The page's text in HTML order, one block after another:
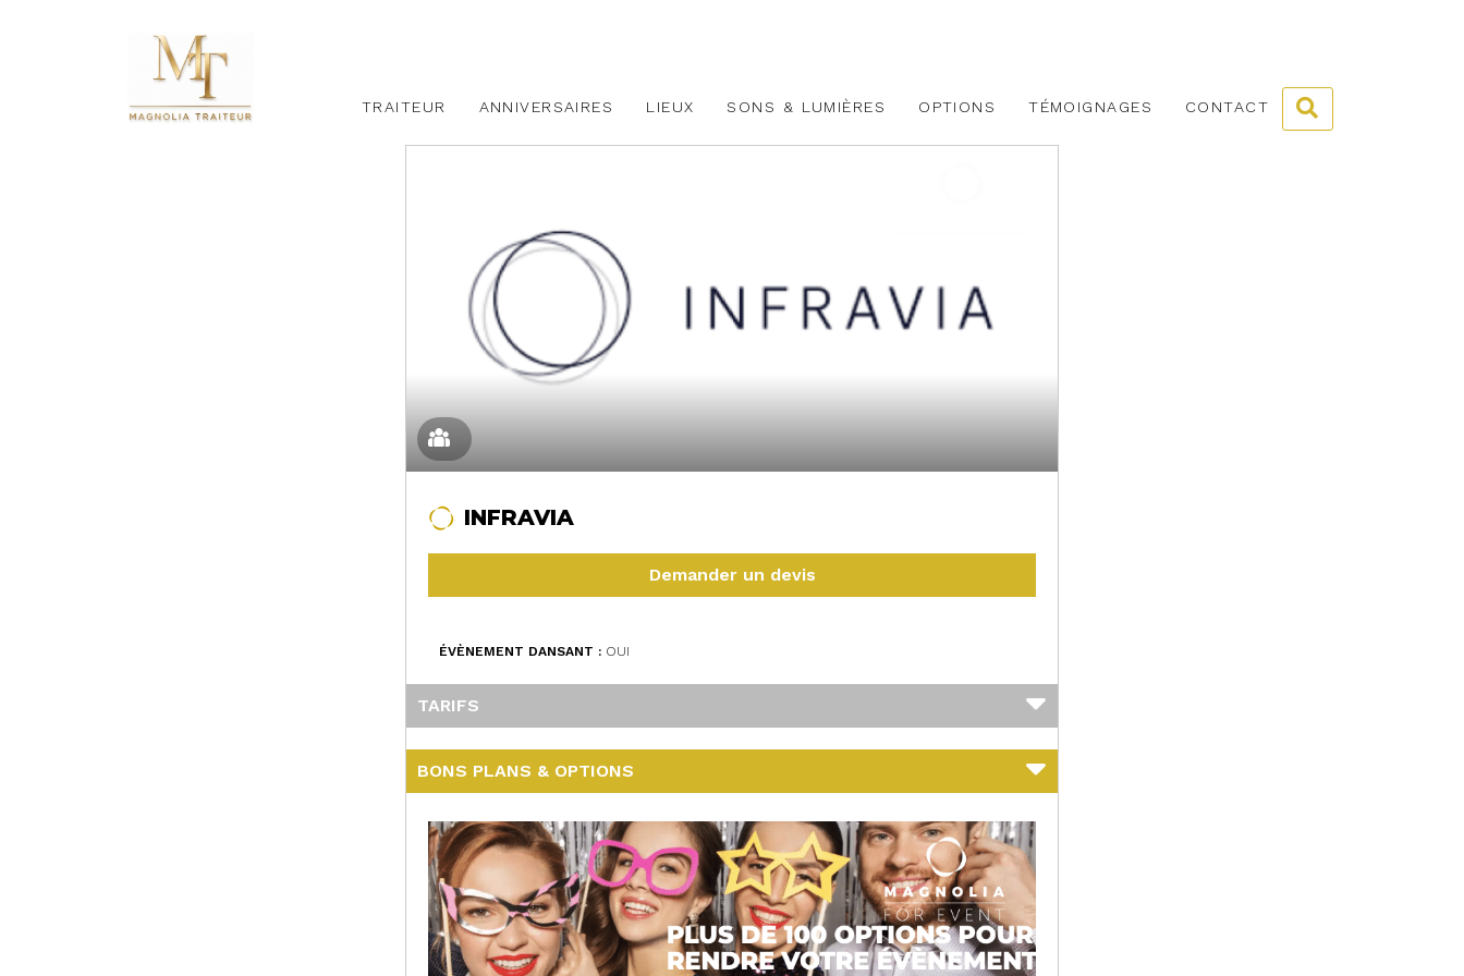
TRAITEUR ANNIVERSAIRES LIEUX SONS & LUMIÈRES OPTIONS TÉMOIGNAGES CONTACT
INFRAVIA
Demander un devis
ÉVÈNEMENT DANSANT : OUI
TARIFS
BONS PLANS & OPTIONS